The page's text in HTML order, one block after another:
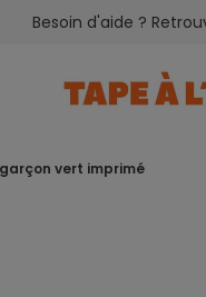
Besoin d'aide ?
vert imprimé